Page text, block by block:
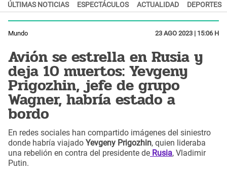
ÚLTIMAS NOTICIAS ESPECTÁCULOS ACTUALIDAD DEPORTES
Mundo 23 AGO 2023 | 15:06 H
Avión se estrella en Rusia y
deja 10 muertos: Yevgeny
Prigozhin, jefe de grupo
Wagner, habría estado a
bordo
En redes sociales han compartido imágenes del siniestro
donde habría viajado Yevgeny Prigozhin, quien lideraba
una rebelión en contra del presidente de Rusia, Vladimir
Putin.